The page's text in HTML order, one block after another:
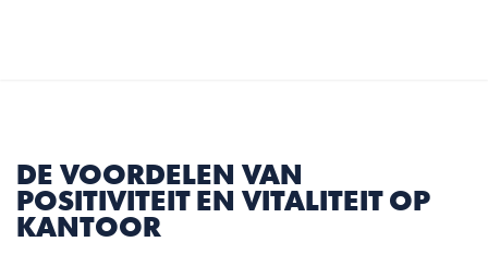
DE VOORDELEN VAN
POSITIVITEIT EN VITALITEIT OP
KANTOOR